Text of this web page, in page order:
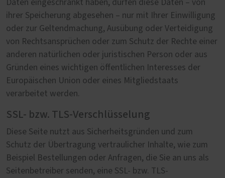
Daten eingeschränkt haben, dürfen diese Daten – von
ihrer Speicherung abgesehen – nur mit Ihrer Einwilligung
oder zur Geltendmachung, Ausübung oder Verteidigung
von Rechtsansprüchen oder zum Schutz der Rechte einer
anderen natürlichen oder juristischen Person oder aus
Gründen eines wichtigen öffentlichen Interesses der
Europäischen Union oder eines Mitgliedstaats
verarbeitet werden.
SSL- bzw. TLS-Verschlüsselung
Diese Seite nutzt aus Sicherheitsgründen und zum
Schutz der Übertragung vertraulicher Inhalte, wie zum
Beispiel Bestellungen oder Anfragen, die Sie an uns als
Seitenbetreiber senden, eine SSL- bzw. TLS-